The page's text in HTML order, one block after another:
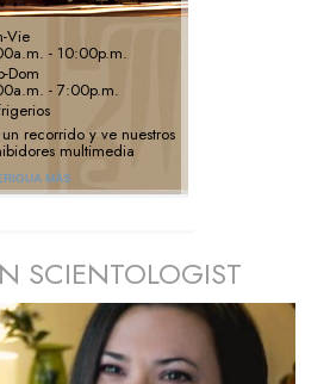
-Vie
- 10:00p.m.
-Dom
- 7:00p.m.
un recorrido y ve nuestros
multimedia
MÁS
SCIENTOLOGIST